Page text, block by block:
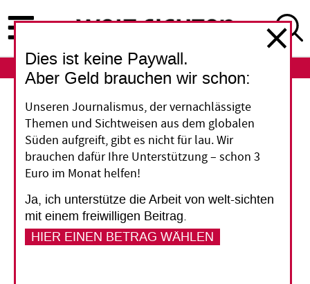
zum
Inhalt
ABO
Ein männlicher Wasserkopf an der
Spitze?
Die Zusammenlegung der staatlichen
Organisationen der deutschen
Entwicklungszusammenarbeit zum 1. Januar
2011 ist beschlossene Sache. Doch auf der
Zielgeraden hat es hinter den Kulissen noch
Dies ist keine Paywall.
Aber Geld brauchen wir schon:
Unseren Journalismus, der vernachlässigte
Themen und Sichtweisen aus dem globalen
Süden aufgreift, gibt es nicht für lau. Wir
brauchen dafür Ihre Unterstützung – schon 3
Euro im Monat helfen!
Ja, ich unterstütze die Arbeit von welt-sichten
mit einem freiwilligen Beitrag.
HIER EINEN BETRAG WÄHLEN